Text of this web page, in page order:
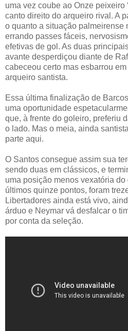
uma vez coube ao Onze peixeiro
canto direito do arqueiro rival. A
o quanto a situação palmeirense
errando passes fáceis,
efetivas de gol. As duas
avante desperdiçou diante de
cabeceou certo mas esbarrou
arqueiro santista.
Essa última finalização de
uma oportunidade
que, à frente do goleiro, preferiu
o lado. Mas o meia, ainda
parte aqui.
O Santos consegue assim sua
sendo duas em clássicos, e
uma posição menos vexatória
últimos quinze pontos, foram
Libertadores ainda está vivo,
árduo e Neymar vá desfalcar o
por conta da seleção.